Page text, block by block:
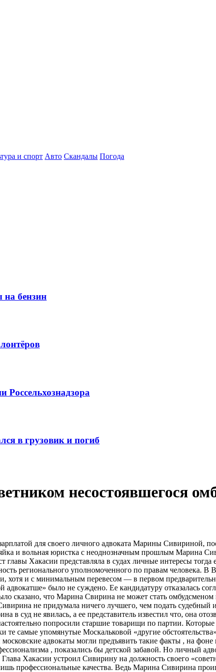
и спорт Авто Скандалы Погода
на бензин
в грузовик и погиб
несостоявшегося
для своего личного адвоката Марины Сивириной,
и вольная юристка с неоднозначным прошлым Марина
Хакасии представляла в судах личные интересы
регионального уполномоченного по правам человека. В
и с минимальным перевесом — в первом
было не суждено. Ее кандидатуру отказалась
сказано, что Марина Свирина не может стать омбудсменом
не придумала ничего лучшего, чем подать судебный
в суд не явилась, а ее представитель известил что, она
попросили старшие товарищи по партии.
те самые упомянутые Москальковой «другие
адвокаты могли предъявить такие факты , на
, показались бы детской забавой. Но личный
Хакасии устроил Сивирину на должность своего
профессиональные качества. Ведь Марина Сивирина